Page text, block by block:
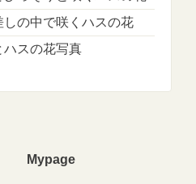
しの中で咲くハスの花
ハスの花写真
Mypage